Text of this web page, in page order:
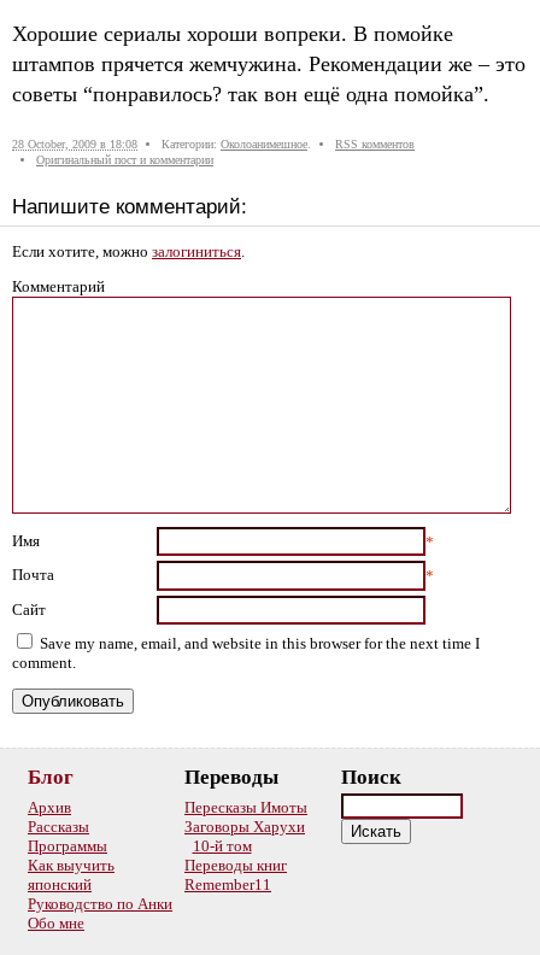
Хорошие сериалы хороши вопреки. В помойке
штампов прячется жемчужина. Рекомендации же – это
советы “понравилось? так вон ещё одна помойка”.
28 October, 2009 в 18:08 Категории: Околоанимешное
RSS комментов
Оригинальный пост и комментарии
Напишите комментарий:
Если хотите, можно залогиниться
Комментарий
Имя
*
Почта
*
Сайт
Save my name, email, and website in this browser for the next time I
comment.
Блог
Архив
Рассказы
Программы
Как выучить
японский
Руководство по Анки
Обо мне
Переводы
Пересказы Имоты
Заговоры Харухи
10-й том
Переводы книг
Remember11
Поиск